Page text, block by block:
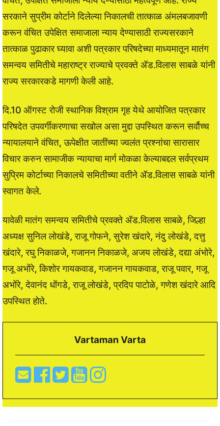
सरकाने सुप्रीम कोर्टाने दिलेल्या निकालची तात्काळ अंमलबजावणी
करून वंचित उपेक्षित समाजाला न्याय देण्यासाठी राज्यसरकाने
तात्काळ पुढाकार घ्यावा अशी पत्रकार परिषदेच्या माध्यमातून मातंग
समन्वय समितीचे महाराष्ट्र राज्याचे प्रवक्ते ॲड.विलास साबळे यांनी
राज्य सरकारकडे मागणी केली आहे.
दि.10 ऑगस्ट रोजी स्थानिक विश्राम गृह येथे आयोजित पत्रकार
परिषदेत उपवर्गीकरणाचा सखोल असा मुद्दा उपस्थित करून सर्वौच्च
न्यायालयाने वंचित, ऊपेक्षीत जातींच्या ज्वलंत प्रश्नांचा सारासार
विचार करुन सामाजीक न्यायाचा मार्ग मोकळा केल्याबद्दल सर्वप्रथम
सुप्रिम कोर्टाच्या निकालचे समितीच्या वतीने ॲड.विलास साबळे यांनी
स्वागत केले.
यावेळी मातंग समन्वय समितीचे प्रवक्ते ॲड.विलास साबळे, जिल्हा
अध्यक्ष सुनिल लोखंडे, राजू गोफने, सुरेश खंदारे, नंदु लोखंडे, दत्तु
खंदारे, रघु निकाळजे, गजानन निकाळजे, अजय लोखंडे, दद्या अंभोरे,
गजू अभोंरे, किशोर गायकवाड, गजानन गायकवाड, राजू पवार, गजू
अभोंरे, देवानंद धोंगडे, राजू लोखंडे, प्रदिप पाटोळे, गणेश खंदारे आदि
उपस्थित होते.
Vartaman Varta